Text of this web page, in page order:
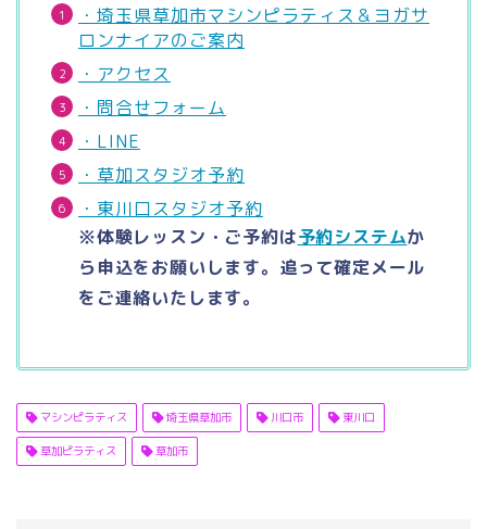
・埼玉県草加市マシンピラティス＆ヨガサ
ロンナイアのご案内
・アクセス
・問合せフォーム
・LINE
・草加スタジオ予約
・東川口スタジオ予約
※体験レッスン・ご予約は予約システムか
ら申込をお願いします。追って確定メール
をご連絡いたします。
マシンピラティス 埼玉県草加市 川口市 東川口
草加ピラティス 草加市